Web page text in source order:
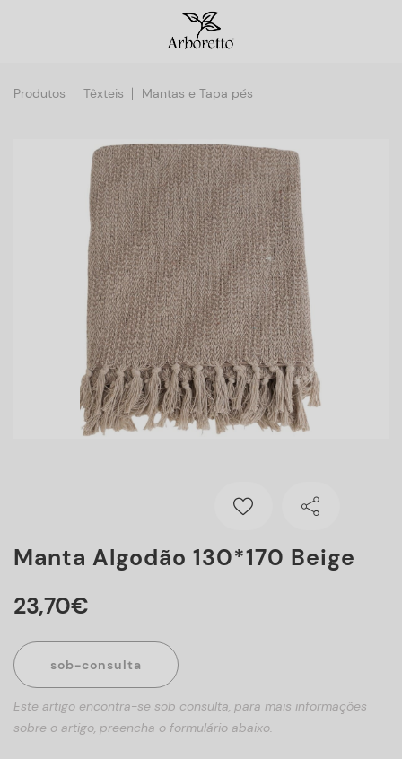
Produtos Têxteis Mantas e Tapa pés
Manta Algodão 130*170 Beige
23,70€
sob-consulta
Este artigo encontra-se sob consulta, para mais informações
sobre o artigo, preencha o formulário abaixo.